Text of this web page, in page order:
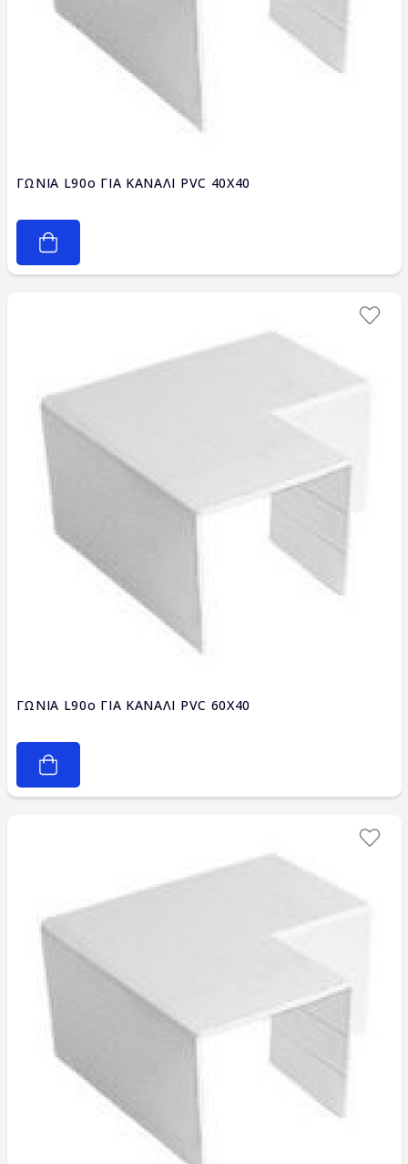
ΓΩΝΙΑ L90ο ΓΙΑ ΚΑΝΑΛΙ PVC 40X40
ΓΩΝΙΑ L90ο ΓΙΑ ΚΑΝΑΛΙ PVC 60X40